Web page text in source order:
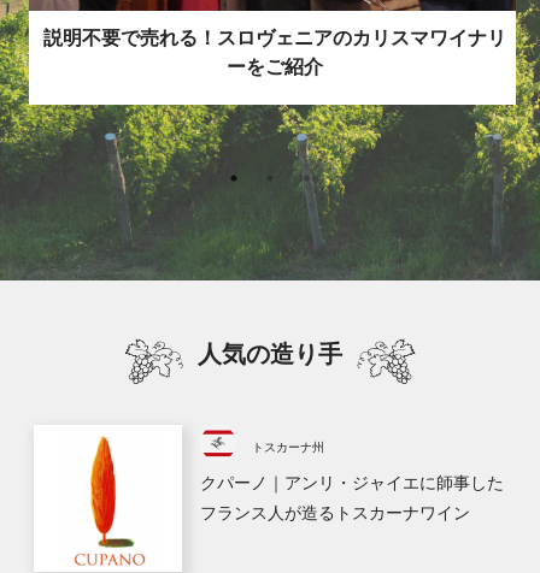
説明不要で売れる！スロヴェニアのカリスマワイナリ
ーをご紹介
【日本初入荷】今すぐ旨いバローロの秘密とは？
激レア最高格付けワインでイタリアをもっと深く楽し
む！
人気の造り手
トスカーナ州
クパーノ｜アンリ・ジャイエに師事した
フランス人が造るトスカーナワイン